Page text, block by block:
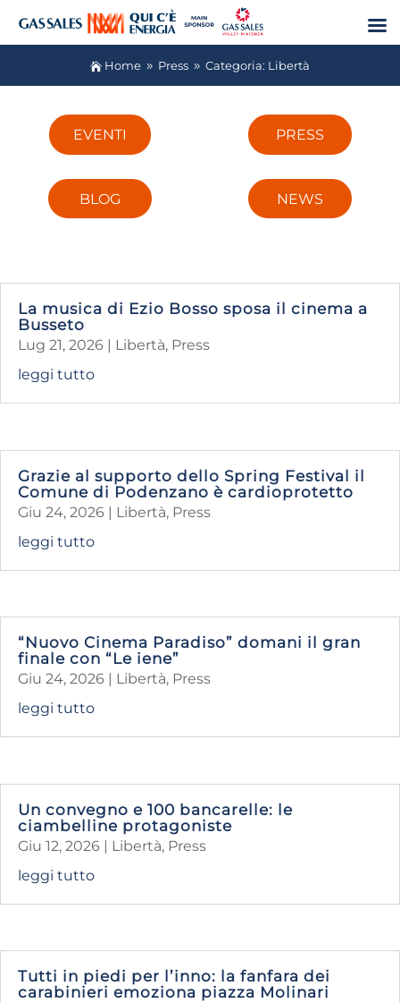
 Home 9 Press 9 Categoria: Libertà
EVENTI
BLOG
PRESS
NEWS
La musica di Ezio Bosso sposa il cinema a
Busseto
Lug 21, 2026 Libertà, Press
leggi tutto
Grazie al supporto dello Spring Festival il
Comune di Podenzano è cardioprotetto
Giu 24, 2026 | Libertà, Press
leggi tutto
“Nuovo Cinema Paradiso” domani il gran
finale con “Le iene”
Giu 24, 2026 Libertà, Press
leggi tutto
Un convegno e 100 bancarelle: le
ciambelline protagoniste
Giu 12, 2026 | Libertà, Press
leggi tutto
Tutti in piedi per l’inno: la fanfara dei
carabinieri emoziona piazza Molinari